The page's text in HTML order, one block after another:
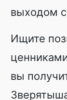
выходом
Ищите
вы